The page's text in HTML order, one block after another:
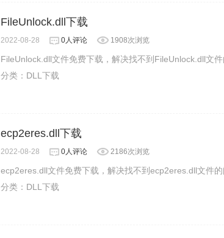
FileUnlock.dll下载
2022-08-28 0人评论 1908次浏览
FileUnlock.dll文件免费下载，解决找不到FileUnlock.dll文件
分类： DLL下载
ecp2eres.dll下载
2022-08-28 0人评论 2186次浏览
ecp2eres.dll文件免费下载，解决找不到ecp2eres.dll文件的
分类： DLL下载